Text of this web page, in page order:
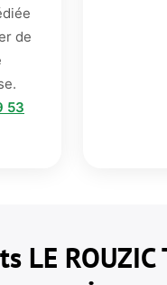
de
53
LE ROUZIC